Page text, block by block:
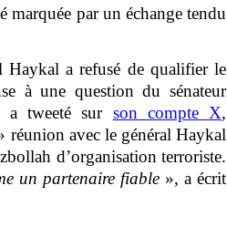
par un échange tendu
Haykal a refusé de qualifier le
à une question du sénateur
a tweeté sur son compte X,
réunion avec le général Haykal
d’organisation terroriste.
un partenaire fiable », a écrit